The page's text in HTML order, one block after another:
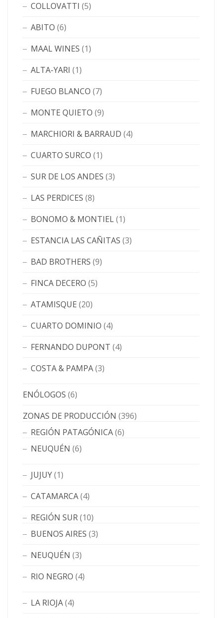
COLLOVATTI (5)
ABITO (6)
MAAL WINES (1)
ALTA-YARI (1)
FUEGO BLANCO (7)
MONTE QUIETO (9)
MARCHIORI & BARRAUD (4)
CUARTO SURCO (1)
SUR DE LOS ANDES (3)
LAS PERDICES (8)
BONOMO & MONTIEL(1)
ESTANCIA LAS CAÑITAS (3)
BAD BROTHERS (9)
FINCA DECERO (5)
ATAMISQUE (20)
CUARTO DOMINIO (4)
FERNANDO DUPONT (4)
COSTA & PAMPA(3)
ENÓLOGOS (6)
ZONAS DE PRODUCCIÓN (396)
REGIÓN PATAGÓNICA(6)
NEUQUÉN (6)
JUJUY(1)
CATAMARCA(4)
REGIÓN SUR(10)
BUENOS AIRES (3)
NEUQUÉN (3)
RIO NEGRO (4)
LA RIOJA(4)